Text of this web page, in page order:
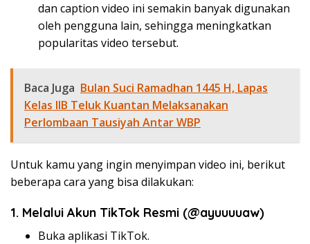
dan caption video ini semakin banyak digunakan
oleh pengguna lain, sehingga meningkatkan
popularitas video tersebut.
Baca Juga Bulan Suci Ramadhan 1445 H, Lapas
Kelas IIB Teluk Kuantan Melaksanakan
Perlombaan Tausiyah Antar WBP
Untuk kamu yang ingin menyimpan video ini, berikut
beberapa cara yang bisa dilakukan:
1. Melalui Akun TikTok Resmi (@ayuuuuaw)
Buka aplikasi TikTok.